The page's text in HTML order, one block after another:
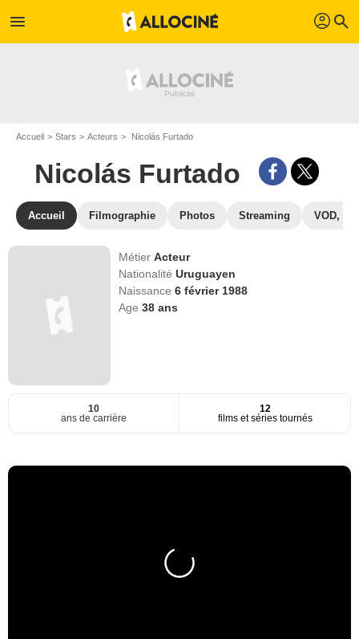
menu profil search
Accueil Stars Acteurs Nicolás Furtado
Nicolás Furtado
Accueil Filmographie Photos Streaming VOD,
MétierActeur
NationalitéUruguayen
Naissance6 février 1988
Age38 ans
10
ans de carrière
12
films et séries tournés